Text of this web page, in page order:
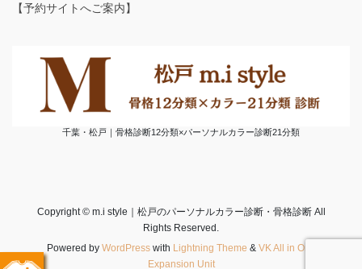
【予約サイトへご案内】
千葉・松戸｜骨格診断12分類×パーソナルカラー診断21分類
Copyright © m.i style｜松戸のパーソナルカラー診断・骨格診断 All
Rights Reserved.
Powered by WordPresswith Lightning Theme & VK All in One
Expansion Unit